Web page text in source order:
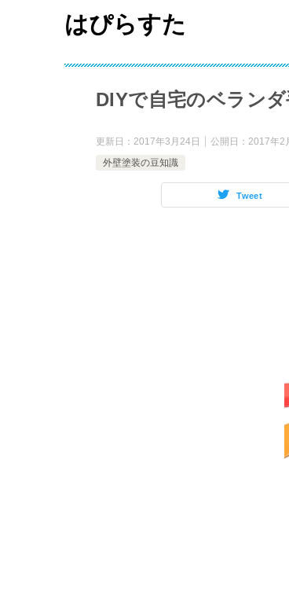
はぴらすた
DIYで自宅のベラン
更新日： 2017年3月24日 公開日： 2017年2
外壁塗装の豆知識
Tweet